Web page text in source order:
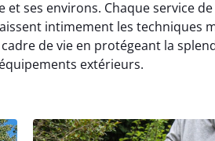
ses environs. Chaque service
intimement les techniques
de vie en protégeant la
extérieurs.